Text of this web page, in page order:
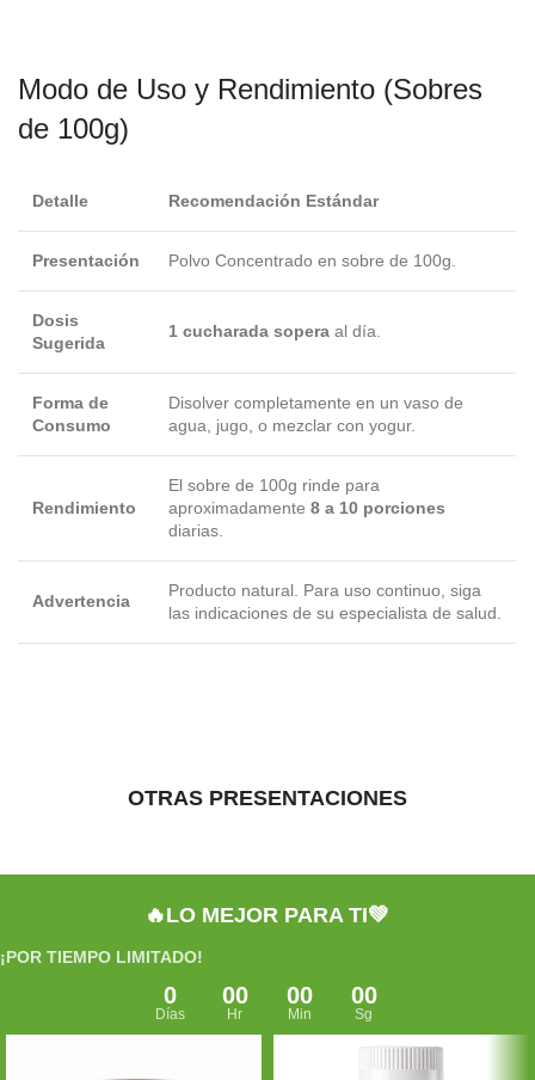
Modo de Uso y Rendimiento (Sobres
de 100g)
Detalle Recomendación Estándar
Presentación Polvo Concentrado en sobre de 100g.
Dosis
Sugerida
1 cucharada sopera al día.
Forma de
Consumo
Disolver completamente en un vaso de
agua, jugo, o mezclar con yogur.
Rendimiento
El sobre de 100g rinde para
aproximadamente 8 a 10 porciones
diarias.
Advertencia
Producto natural. Para uso continuo, siga
las indicaciones de su especialista de salud.
OTRAS PRESENTACIONES
🔥LO MEJOR PARA TI💚
¡POR TIEMPO LIMITADO!
0
Días
00
Hr
00
Min
00
Sg